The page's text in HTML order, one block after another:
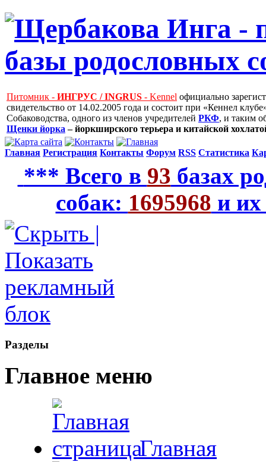
Питомник - ИНГРУС / INGRUS - Kennel официально
свидетельство от 14.02.2005 года и состоит при «Кеннел
Собаководства, одного из членов учредителей РКФ, и таким
Щенки йорка – йоркширского терьера и китайской
Главная Регистрация Контакты Форум RSS Статистика
*** Всего в 93 базах
собак: 1695968 и
Рaзделы
Главное меню
Главная